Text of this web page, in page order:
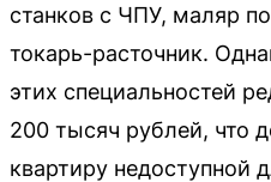
станков с ЧПУ, маляр
токарь-расточник.
этих специальностей
200 тысяч рублей, что
квартиру недоступной